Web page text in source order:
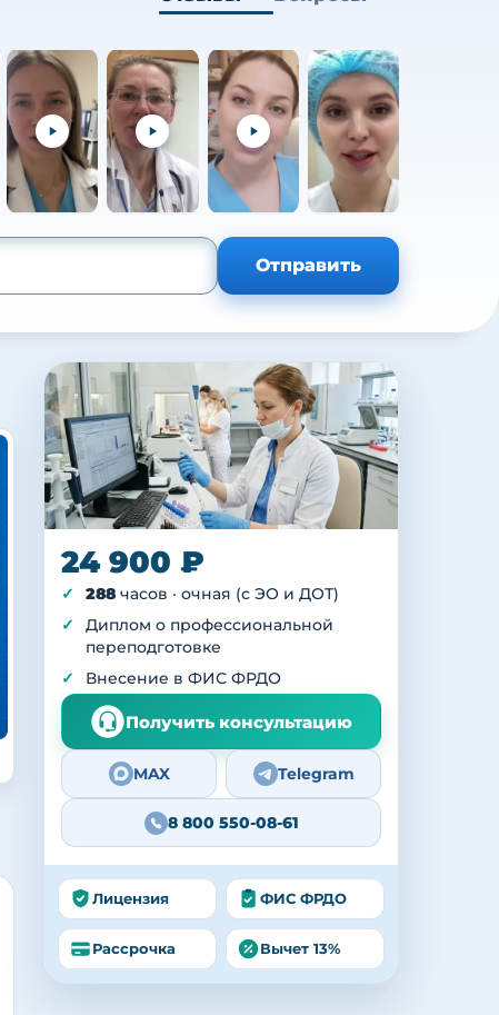
Отправить
24 900 ₽
288 часов · очная (с ЭО и ДОТ)
Диплом о профессиональной
переподготовке
Внесение в ФИС ФРДО
Получить консультацию
MAX Telegram
8 800 550-08-61
Лицензия ФИС ФРДО
Рассрочка Вычет 13%